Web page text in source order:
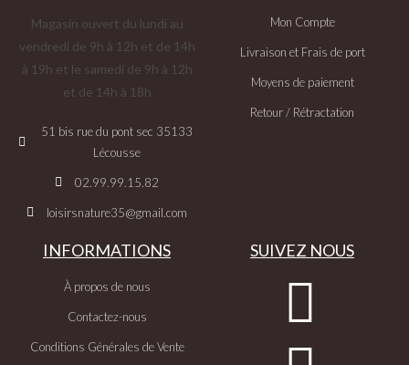
Magasin ouvert du lundi au
vendredi de 9h à 12h et de 14h
à 19h et le samedi de 9h à 12h
et de 14h à 18h
51 bis rue du pont sec 35133
Lécousse
02.99.99.15.82
loisirsnature35@gmail.com
Mon Compte
Livraison et Frais de port
Moyens de paiement
Retour / Rétractation
INFORMATIONS
À propos de nous
Contactez-nous
Conditions Générales de Vente
SUIVEZ NOUS